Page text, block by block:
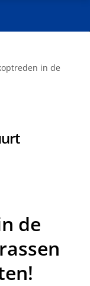
in de
de